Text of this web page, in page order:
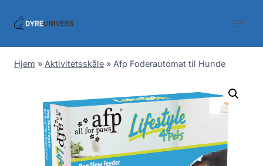
Hjem » Aktivitetsskåle » Afp Foderautomat til Hunde